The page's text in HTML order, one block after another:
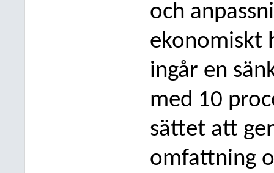
och
ekonomiskt
ingår en
med 10
sättet att
omfattning